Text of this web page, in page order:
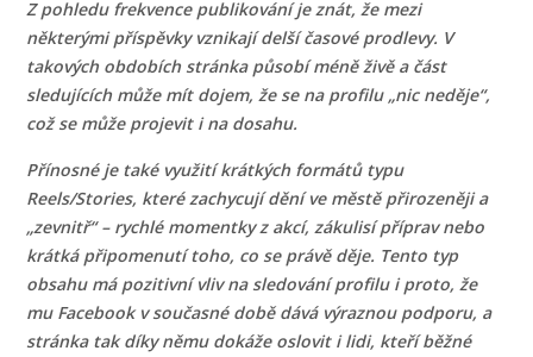
Z pohledu frekvence publikování je znát, že mezi
některými příspěvky vznikají delší časové prodlevy. V
takových obdobích stránka působí méně živě a část
sledujících může mít dojem, že se na profilu „nic neděje“,
což se může projevit i na dosahu.
Přínosné je také využití krátkých formátů typu
Reels/Stories, které zachycují dění ve městě přirozeněji a
„zevnitř“ – rychlé momentky z akcí, zákulisí příprav nebo
krátká připomenutí toho, co se právě děje. Tento typ
obsahu má pozitivní vliv na sledování profilu i proto, že
mu Facebook v současné době dává výraznou podporu, a
stránka tak díky němu dokáže oslovit i lidi, kteří běžné